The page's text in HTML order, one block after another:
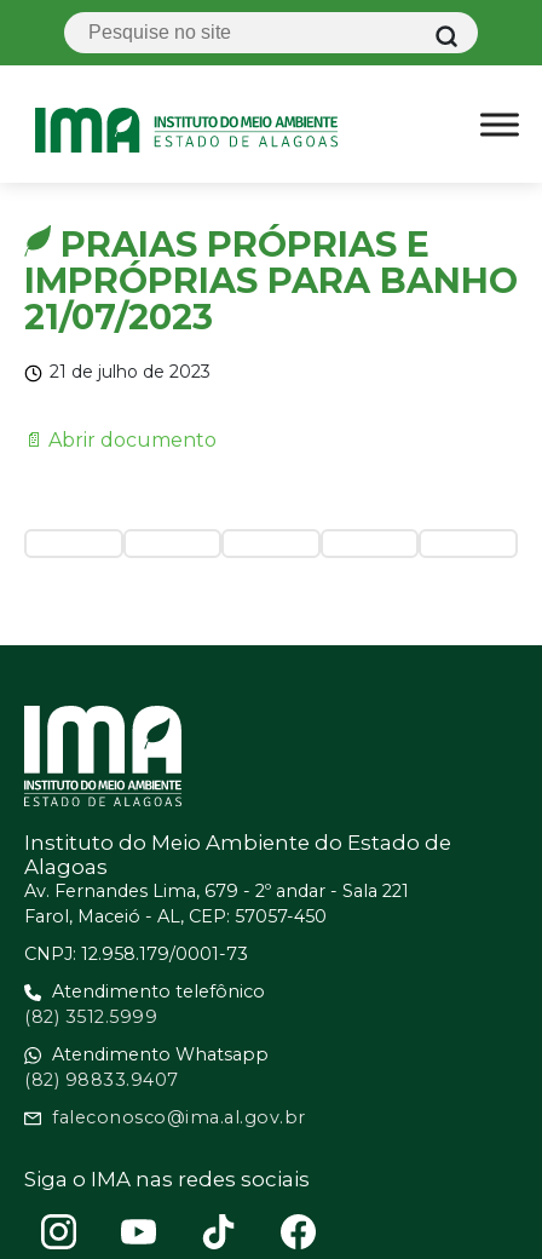
PRAIAS PRÓPRIAS E
IMPRÓPRIAS PARA BANHO
21/07/2023
21 de julho de 2023
📄 Abrir documento
Instituto do Meio Ambiente do Estado de
Alagoas
Av. Fernandes Lima, 679 - 2º andar - Sala 221
Farol, Maceió - AL, CEP: 57057-450
CNPJ: 12.958.179/0001-73
Atendimento telefônico
(82) 3512.5999
Atendimento Whatsapp
(82) 98833.9407
faleconosco@ima.al.gov.br
Siga o IMA nas redes sociais